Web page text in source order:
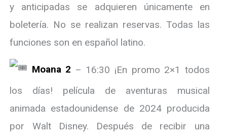
y anticipadas se adquieren únicamente en
boletería. No se realizan reservas. Todas las
funciones son en español latino.
Moana 2 – 16:30 ¡En promo 2×1 todos
los días! película de aventuras musical
animada estadounidense de 2024 producida
por Walt Disney. Después de recibir una